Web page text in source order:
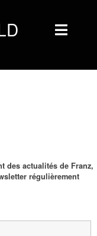
des actualités de Franz,
régulièrement